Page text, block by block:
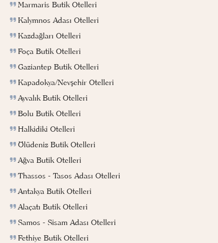
Marmaris Butik Otelleri
Kalymnos Adası Otelleri
Kazdağları Otelleri
Foça Butik Otelleri
Gaziantep Butik Otelleri
Kapadokya/Nevşehir Otelleri
Ayvalık Butik Otelleri
Bolu Butik Otelleri
Halkidiki Otelleri
Ölüdeniz Butik Otelleri
Ağva Butik Otelleri
Thassos - Tasos Adası Otelleri
Antakya Butik Otelleri
Alaçatı Butik Otelleri
Samos - Sisam Adası Otelleri
Fethiye Butik Otelleri